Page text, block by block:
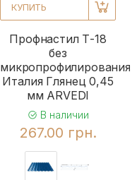
КУПИТЬ
Профнастил Т-18
без
микропрофилирования
Италия Глянец 0,45
мм ARVEDI
В наличии
267.00 грн.